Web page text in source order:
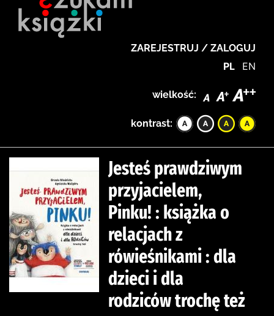
ZAREJESTRUJ / ZALOGUJ
PL EN
wielkość:
kontrast:
Jesteś prawdziwym
przyjacielem,
Pinku! : książka o
relacjach z
rówieśnikami : dla
dzieci i dla
rodziców trochę też